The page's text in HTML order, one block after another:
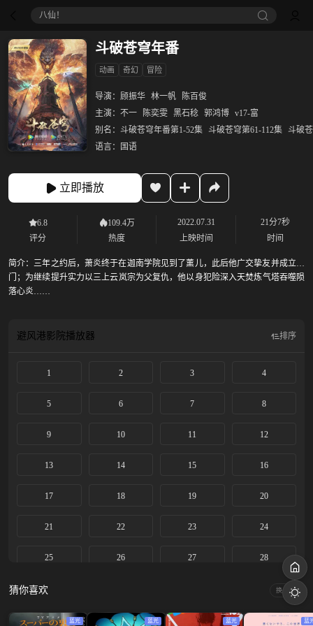
八仙！
斗破苍穹年番
动画 奇幻 冒险
导演： 顾振华 林一帆
陈百俊
主演： 不一 陈奕雯 黑石稔 郭鸿博 v17-富
别名： 斗破苍穹年番第1-52集 斗破苍穹第61-112集 斗破
语言：
国语
立即播放
6.8
评分
109.4万
热度
2022.07.31
上映时间
21分7秒
时间
简介：三年之约后，萧炎终于在迦南学院见到了薰儿，此后他广交挚友并成立磐
门；为继续提升实力以三上云岚宗为父复仇，他以身犯险深入天焚炼气塔吞噬陨
落心炎……
避风港影院播放器 排序
1 2 3 4
5 6 7 8
9 10 11 12
13 14 15 16
17 18 19 20
21 22 23 24
25 26 27 28
29
33 34 35
猜你喜欢 换一换
蓝光 蓝光 蓝光 蓝